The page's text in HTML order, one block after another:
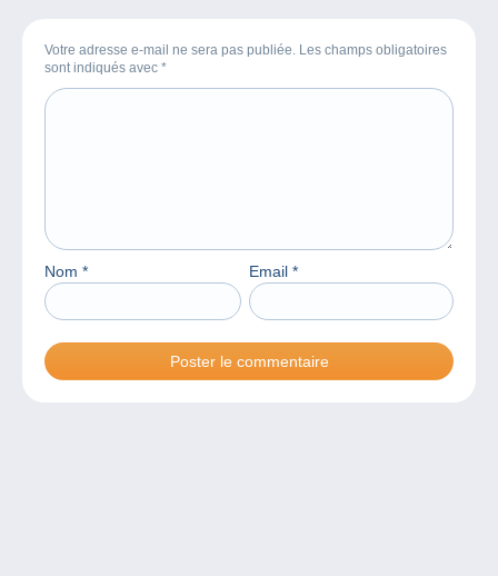
Votre adresse e-mail ne sera pas publiée. Les champs obligatoires
sont indiqués avec *
Nom * Email *